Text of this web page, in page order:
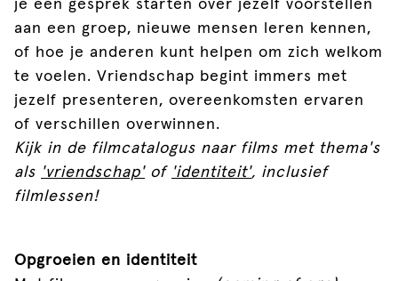
je een gesprek starten over jezelf voorstellen
aan een groep, nieuwe mensen leren kennen,
of hoe je anderen kunt helpen om zich welkom
te voelen. Vriendschap begint immers met
jezelf presenteren, overeenkomsten ervaren
of verschillen overwinnen.
Kijk in de filmcatalogus naar films met thema's
als 'vriendschap'of 'identiteit', inclusief
filmlessen!
Opgroeien en identiteit